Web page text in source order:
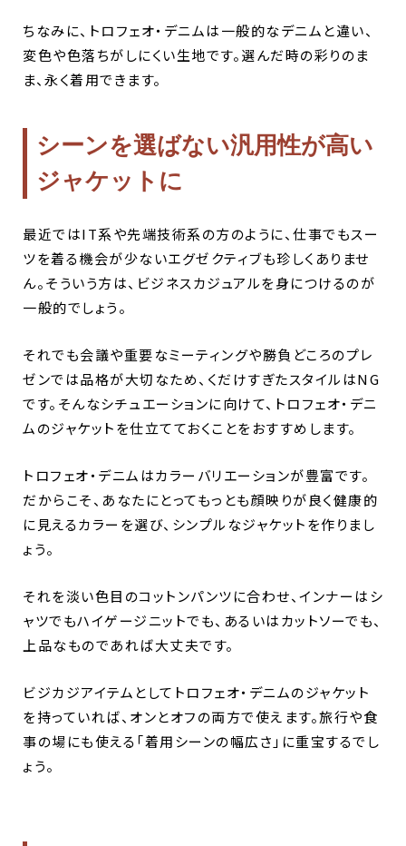
ちなみに、トロフェオ・デニムは一般的なデニムと違い、
変色や色落ちがしにくい生地です。選んだ時の彩りのま
ま、永く着用できます。
シーンを選ばない汎用性が高い
ジャケットに
最近ではIT系や先端技術系の方のように、仕事でもスー
ツを着る機会が少ないエグゼクティブも珍しくありませ
ん。そういう方は、ビジネスカジュアルを身につけるのが
一般的でしょう。
それでも会議や重要なミーティングや勝負どころのプレ
ゼンでは品格が大切なため、くだけすぎたスタイルはNG
です。そんなシチュエーションに向けて、トロフェオ・デニ
ムのジャケットを仕立てておくことをおすすめします。
トロフェオ・デニムはカラーバリエーションが豊富です。
だからこそ、あなたにとってもっとも顔映りが良く健康的
に見えるカラーを選び、シンプルなジャケットを作りまし
ょう。
それを淡い色目のコットンパンツに合わせ、インナーはシ
ャツでもハイゲージニットでも、あるいはカットソーでも、
上品なものであれば大丈夫です。
ビジカジアイテムとしてトロフェオ・デニムのジャケット
を持っていれば、オンとオフの両方で使えます。旅行や食
事の場にも使える「着用シーンの幅広さ」に重宝するでし
ょう。